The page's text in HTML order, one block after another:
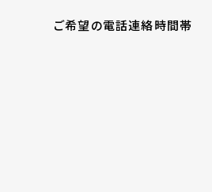
ご希望の電話連絡時間帯